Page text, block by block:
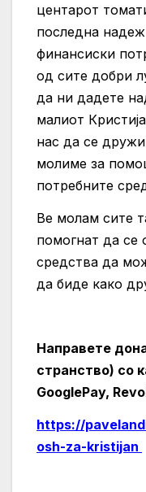
центарот
последна
финансиски
од сите добри
да ни дадете
малиот
нас да се
молиме за
потребните
Ве молам сите
помогнат да се
средства да
да биде како
Направете
странство) со
GooglePay,
https://
osh-za-kristijan